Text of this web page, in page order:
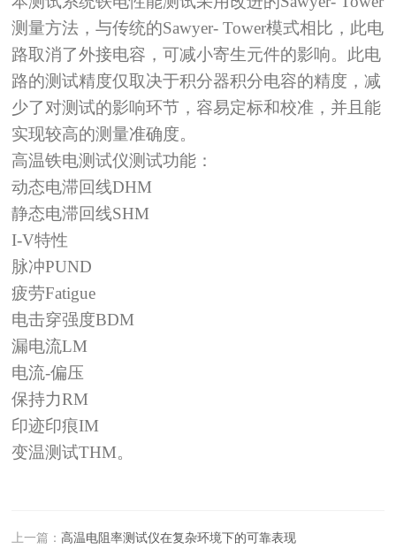
测量方法，与传统的Sawyer- Tower模式相比，此电
路取消了外接电容，可减小寄生元件的影响。此电
路的测试精度仅取决于积分器积分电容的精度，减
少了对测试的影响环节，容易定标和校准，并且能
实现较高的测量准确度。
高温铁电测试仪测试功能：
动态电滞回线DHM
静态电滞回线SHM
I-V特性
脉冲PUND
疲劳Fatigue
电击穿强度BDM
漏电流LM
电流-偏压
保持力RM
印迹印痕IM
变温测试THM。
上一篇：高温电阻率测试仪在复杂环境下的可靠表现